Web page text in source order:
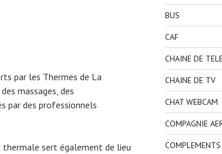
par les Thermes de La
massages, des
par des professionnels
sert également de lieu
BUS
CAF
CHAINE DE
CHAINE DE TV
CHAT WEBCAM
COMPAGNIE